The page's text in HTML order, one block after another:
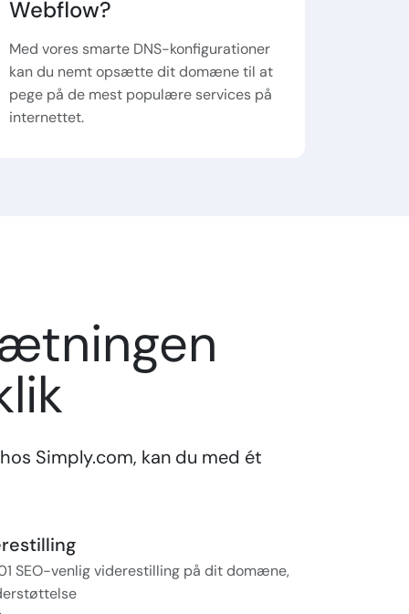
Webflow?
Med vores smarte DNS-konfigurationer
kan du nemt opsætte dit domæne til at
pege på de mest populære services på
internettet.
Simply.com, kan du med ét
SEO-venlig viderestilling på dit domæne,